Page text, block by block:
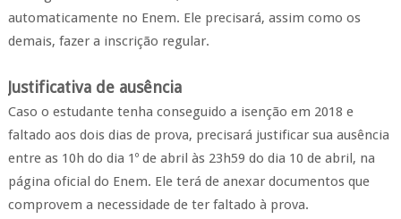
automaticamente no Enem. Ele precisará, assim como os
demais, fazer a inscrição regular.
Justificativa de ausência
Caso o estudante tenha conseguido a isenção em 2018 e
faltado aos dois dias de prova, precisará justificar sua ausência
entre as 10h do dia 1º de abril às 23h59 do dia 10 de abril, na
página oficial do Enem. Ele terá de anexar documentos que
comprovem a necessidade de ter faltado à prova.